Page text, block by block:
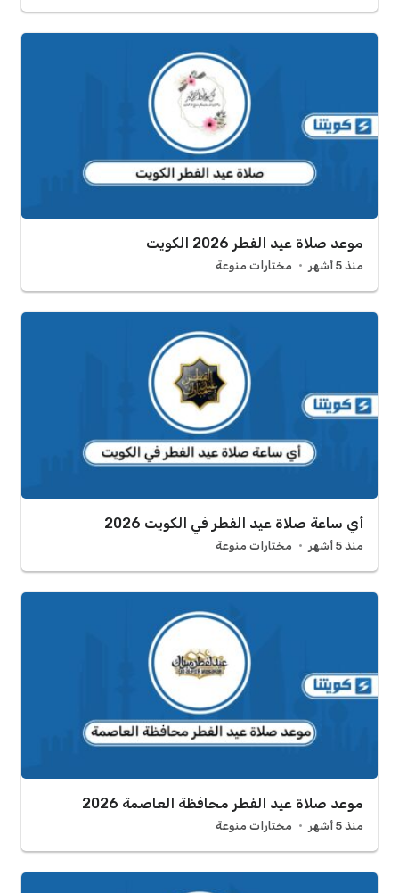
موعد صلاة عيد الفطر 2026 الكويت
منذ 5 أشهر مختارات منوعة
أي ساعة صلاة عيد الفطر في الكويت 2026
منذ 5 أشهر مختارات منوعة
موعد صلاة عيد الفطر محافظة العاصمة 2026
منذ 5 أشهر مختارات منوعة